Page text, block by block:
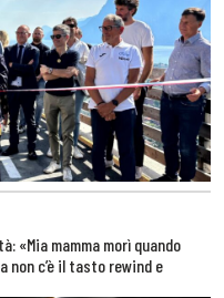
«Mia mamma morì quando
non c’è il tasto rewind e